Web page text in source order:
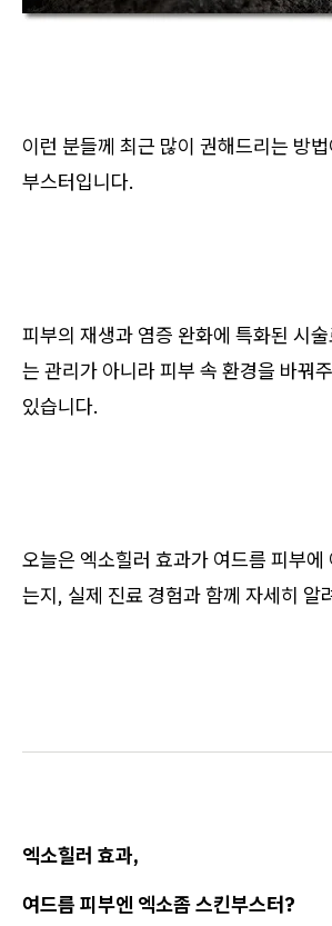
이런 분들께 최근 많이 권해드리는 방
부스터입니다.
피부의 재생과 염증 완화에 특화된 시
는 관리가 아니라 피부 속 환경을 바꿔
있습니다.
오늘은 엑소힐러 효과가 여드름 피부에
는지, 실제 진료 경험과 함께 자세히 알
엑소힐러 효과,
여드름 피부엔 엑소좀 스킨부스터?